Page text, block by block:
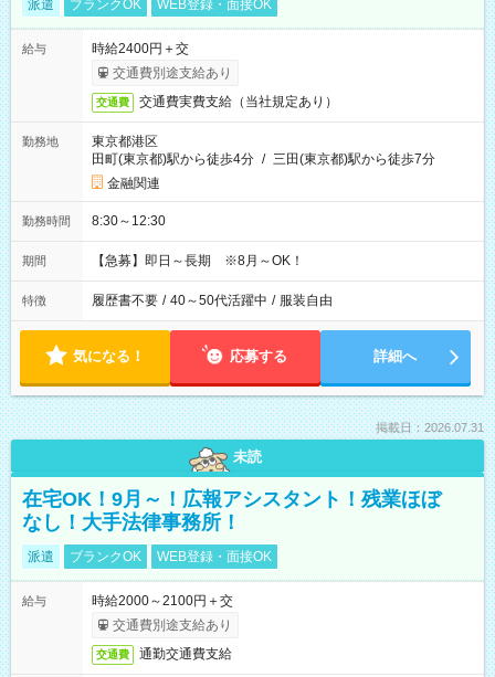
派遣 ブランクOK WEB登録・面接OK
給与
時給2400円＋交
交通費別途支給あり
交通費 交通費実費支給（当社規定あり）
勤務地
東京都港区
田町(東京都)駅から徒歩4分 / 三田(東京都)駅から徒歩7分
金融関連
勤務時間 8:30～12:30
期間 【急募】即日～長期 ※8月～OK！
特徴 履歴書不要 / 40～50代活躍中 / 服装自由
気になる！ 応募する 詳細へ
掲載日：2026.07.31
未読
在宅OK！9月～！広報アシスタント！残業ほぼ
なし！大手法律事務所！
派遣 ブランクOK WEB登録・面接OK
給与
時給2000～2100円＋交
交通費別途支給あり
交通費 通勤交通費支給